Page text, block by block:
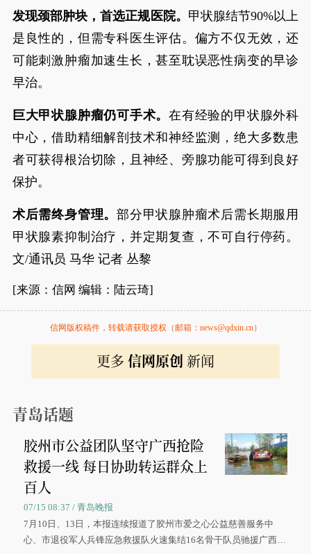
发现颈部肿块，首选正规医院。 甲状腺结节90%以上
是良性的，但需专科医生评估。偏方不仅无效，还
可能刺激肿瘤加速生长，甚至耽误恶性病变的早诊
早治。
巨大甲状腺肿瘤仍可手术。在有经验的甲状腺外科
中心，借助精细解剖技术和神经监测，绝大多数患
者可获得根治切除，且神经、旁腺功能可得到良好
保护。
术后需终身管理。部分甲状腺肿瘤术后需长期服用
甲状腺素抑制治疗，并定期复查，不可自行停药。
文/通讯员 马华 记者 丛黎
[来源：信网 编辑：陆云琦]
信网版权稿件，转载请获取授权（邮箱：news@qdxin.cn）
更多 信网原创 新闻
青岛话题
胶州市公益团队坚守广西抢险
救援一线 每日协助转运群众上
百人
07/15 08:37 / 青岛晚报
7月10日、13日，本报连续报道了胶州市爱之心公益慈善服务中
心、市退役军人兵锋应急救援队火速集结16名骨干队员驰援广西灾